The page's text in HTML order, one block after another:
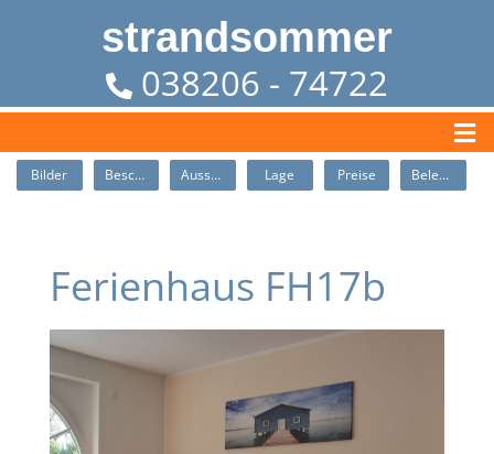
strandsommer
038206 - 74722
Bilder Beschreibung Ausstattung Lage Preise Belegung
Ferienhaus FH17b